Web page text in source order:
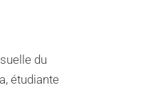
du
étudiante